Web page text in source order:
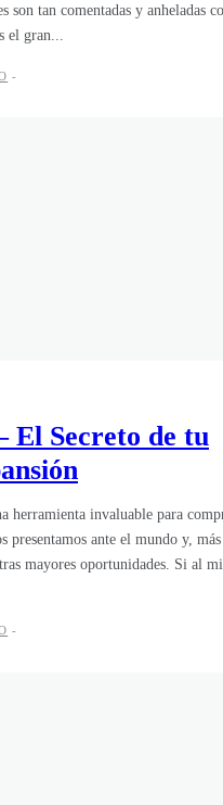
son tan comentadas y anheladas
el gran...
-
El Secreto de tu
herramienta invaluable para
presentamos ante el mundo y, más
mayores oportunidades. Si al
-